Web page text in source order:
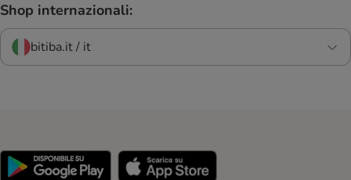
Shop internazionali:
bitiba.it / it